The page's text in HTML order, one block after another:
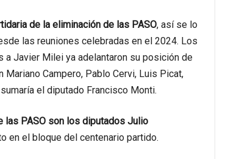
de la eliminación de las PASO, así se lo
las reuniones celebradas en el 2024. Los
Javier Milei ya adelantaron su posición de
Campero, Pablo Cervi, Luis Picat,
el diputado Francisco Monti.
las PASO son los diputados Julio
en el bloque del centenario partido.